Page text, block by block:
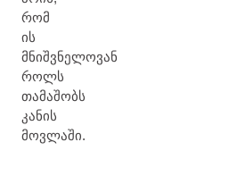
რომ
ის
მნიშვნელოვან
როლს
თამაშობს
კანის
მოვლაში.